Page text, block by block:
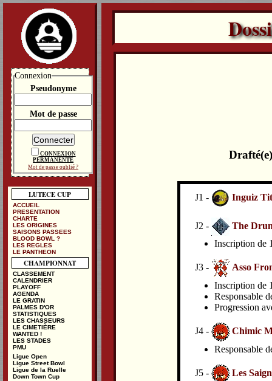
J1 - Inguiz
J2 -
The
Inscription de
J3 -
Asso
Inscription de
Responsable
Progression
J4 -
Chimic
Responsable
J5 -
Les
Connexion
Pseudonyme
Mot de passe
CONNEXION
PERMANENTE
Mot de passe oublié ?
LUTECE CUP
ACCUEIL
PRESENTATION
CHARTE
LES ORIGINES
SAISONS PASSEES
BLOOD BOWL ?
LES REGLES
LE PANTHEON
CHAMPIONNAT
CLASSEMENT
CALENDRIER
PLAYOFF
AGENDA
LE GRATIN
PALMES D'OR
STATISTIQUES
LES CHASSEURS
LE CIMETIÈRE
WANTED !
LES STADES
PMU
Ligue Open
Ligue Street Bowl
Ligue de la Ruelle
Down Town Cup